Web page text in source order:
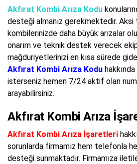
Akfırat Kombi Arıza Kodu
desteği almanız gerekmektedir. Aksi
kombilerinizde daha büyük arızalar
onarım ve teknik destek verecek
mağduriyetlerinizi en kısa sürede
Akfırat Kombi Arıza Kodu
isterseniz hemen 7/24 aktif olan
arayabilirsiniz.
Akfırat Kombi Arıza
Akfırat Kombi Arıza İşaretleri
sorunlarda firmamız hem telefonla
desteği sunmaktadır. Firmamıza